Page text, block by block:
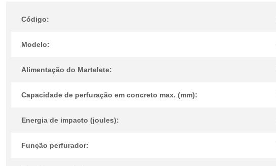
Código:
Modelo:
Alimentação do Martelete:
Capacidade de perfuração em concreto max. (mm):
Energia de impacto (joules):
Função perfurador: